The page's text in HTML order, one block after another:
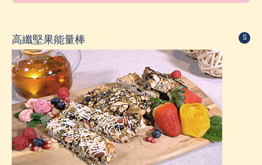
高纖堅果能量棒 S